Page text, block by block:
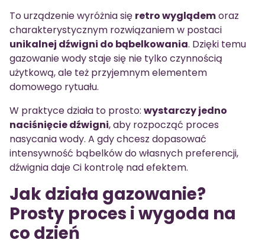
To urządzenie wyróżnia się retro wyglądemoraz
charakterystycznym rozwiązaniem w postaci
unikalnej dźwigni do bąbelkowania. Dzięki temu
gazowanie wody staje się nie tylko czynnością
użytkową, ale też przyjemnym elementem
domowego rytuału.
W praktyce działa to prosto: wystarczy jedno
naciśnięcie dźwigni, aby rozpocząć proces
nasycania wody. A gdy chcesz dopasować
intensywność bąbelków do własnych preferencji,
dźwignia daje Ci kontrolę nad efektem.
Jak działa gazowanie?
Prosty proces i wygoda na
co dzień